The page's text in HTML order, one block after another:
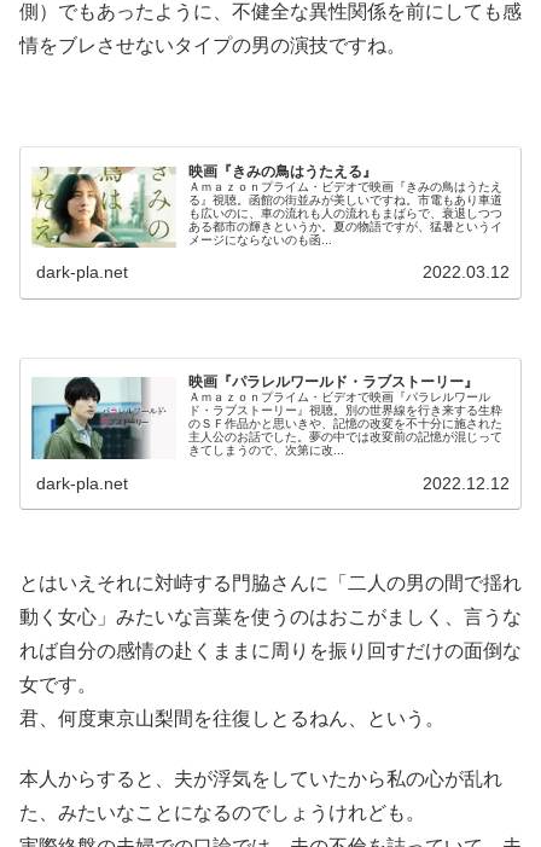
側）でもあったように、不健全な異性関係を前にしても感
情をブレさせないタイプの男の演技ですね。
映画『きみの鳥はうたえる』
Ａｍａｚｏｎプライム・ビデオで映画『きみの鳥はうたえ
る』視聴。函館の街並みが美しいですね。市電もあり車道
も広いのに、車の流れも人の流れもまばらで、衰退しつつ
ある都市の輝きというか。夏の物語ですが、猛暑というイ
メージにならないのも函...
dark-pla.net 2022.03.12
映画『パラレルワールド・ラブストーリー』
Ａｍａｚｏｎプライム・ビデオで映画『パラレルワール
ド・ラブストーリー』視聴。別の世界線を行き来する生粋
のＳＦ作品かと思いきや、記憶の改変を不十分に施された
主人公のお話でした。夢の中では改変前の記憶が混じって
きてしまうので、次第に改...
dark-pla.net 2022.12.12
とはいえそれに対峙する門脇さんに「二人の男の間で揺れ
動く女心」みたいな言葉を使うのはおこがましく、言うな
れば自分の感情の赴くままに周りを振り回すだけの面倒な
女です。
君、何度東京山梨間を往復しとるねん、という。
本人からすると、夫が浮気をしていたから私の心が乱れ
た、みたいなことになるのでしょうけれども。